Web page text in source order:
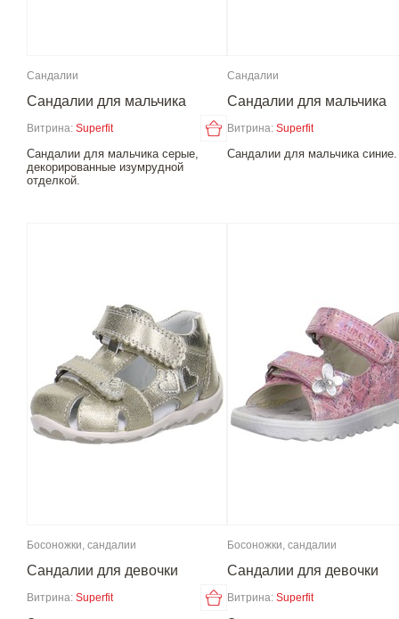
Сандалии
Сандалии для мальчика
Витрина: Superfit
Сандалии для мальчика серые,
декорированные изумрудной
отделкой.
Сандалии
Сандалии для мальчика
Витрина: Superfit
Сандалии для мальчика синие.
Босоножки, сандалии
Сандалии для девочки
Витрина: Superfit
Босоножки, сандалии
Сандалии для девочки
Витрина: Superfit